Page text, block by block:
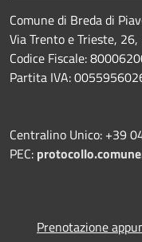
Comune di Breda di
Via Trento e Trieste,
Codice Fiscale:
Partita IVA:
Centralino Unico: +39
PEC:
Prenotazione